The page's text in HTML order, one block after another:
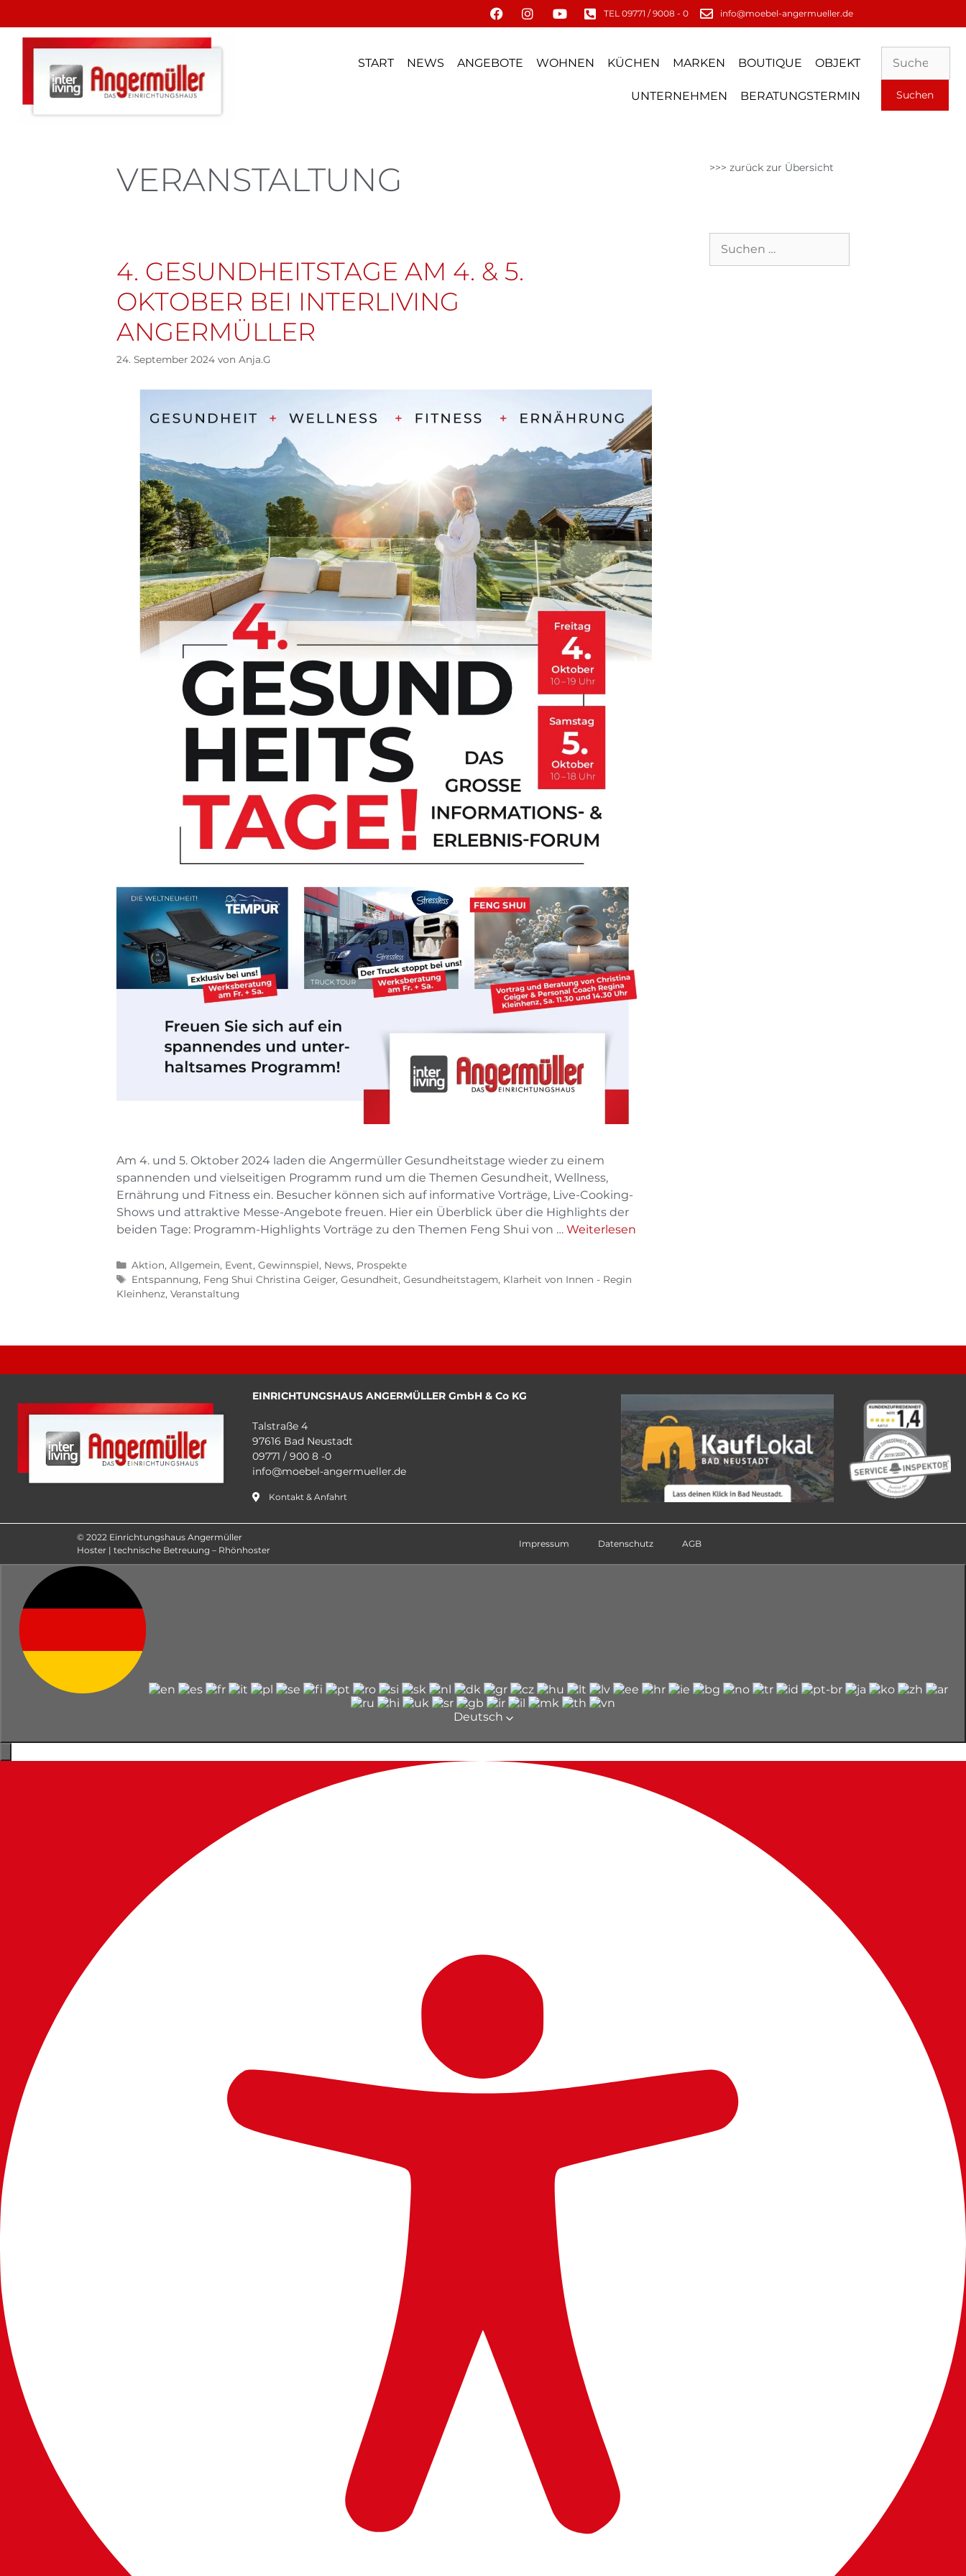
TEL 09771 / 9008 - 0 info@moebel-angermueller.de
START NEWS ANGEBOTE WOHNEN KÜCHEN MARKEN BOUTIQUE OBJEKT
UNTERNEHMEN BERATUNGSTERMIN
VERANSTALTUNG
4. GESUNDHEITSTAGE AM 4. & 5.
OKTOBER BEI INTERLIVING
ANGERMÜLLER
24. September 2024 von Anja.G
Am 4. und 5. Oktober 2024 laden die Angermüller Gesundheitstage wieder zu einem
spannenden und vielseitigen Programm rund um die Themen Gesundheit, Wellness,
Ernährung und Fitness ein. Besucher können sich auf informative Vorträge, Live-Cooking-
Shows und attraktive Messe-Angebote freuen. Hier ein Überblick über die Highlights der
beiden Tage: Programm-Highlights Vorträge zu den Themen Feng Shui von … Weiterlesen
Aktion,Allgemein, Event,Gewinnspiel, News, Prospekte
Entspannung, Feng Shui Christina Geiger,Gesundheit,Gesundheitstagem, Klarheit von Innen - Regin
Kleinhenz, Veranstaltung
>>> zurück zur Übersicht
EINRICHTUNGSHAUS ANGERMÜLLER GmbH & Co KG
Talstraße 4
97616 Bad Neustadt
09771 / 900 8 -0
info@moebel-angermueller.de
Kontakt & Anfahrt
© 2022 Einrichtungshaus Angermüller
Hoster | technische Betreuung – Rhönhoster
Impressum Datenschutz AGB
Deutsch